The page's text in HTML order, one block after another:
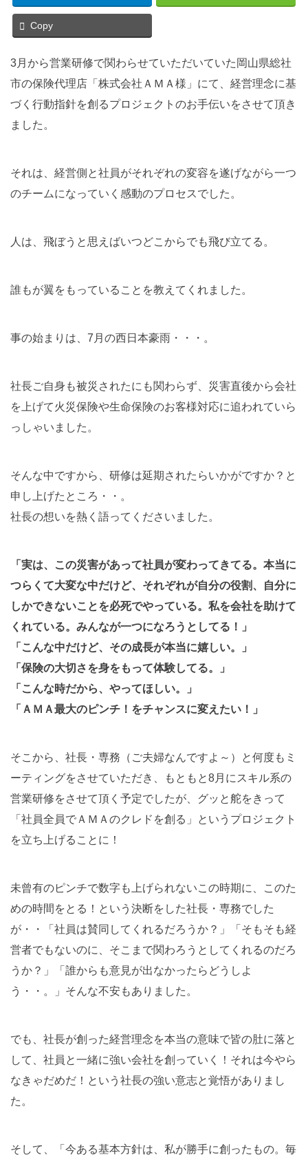
Copy
3月から営業研修で関わらせていただいていた岡山県総社
市の保険代理店「株式会社ＡＭＡ様」にて、経営理念に基
づく行動指針を創るプロジェクトのお手伝いをさせて頂き
ました。
それは、経営側と社員がそれぞれの変容を遂げながら一つ
のチームになっていく感動のプロセスでした。
人は、飛ぼうと思えばいつどこからでも飛び立てる。
誰もが翼をもっていることを教えてくれました。
事の始まりは、7月の西日本豪雨・・・。
社長ご自身も被災されたにも関わらず、災害直後から会社
を上げて火災保険や生命保険のお客様対応に追われていら
っしゃいました。
そんな中ですから、研修は延期されたらいかがですか？と
申し上げたところ・・。
社長の想いを熱く語ってくださいました。
「実は、この災害があって社員が変わってきてる。本当に
つらくて大変な中だけど、それぞれが自分の役割、自分に
しかできないことを必死でやっている。私を会社を助けて
くれている。みんなが一つになろうとしてる！」
「こんな中だけど、その成長が本当に嬉しい。」
「保険の大切さを身をもって体験してる。」
「こんな時だから、やってほしい。」
「ＡＭＡ最大のピンチ！をチャンスに変えたい！」
そこから、社長・専務（ご夫婦なんですよ～）と何度もミ
ーティングをさせていただき、もともと8月にスキル系の
営業研修をさせて頂く予定でしたが、グッと舵をきって
「社員全員でＡＭＡのクレドを創る」というプロジェクト
を立ち上げることに！
未曾有のピンチで数字も上げられないこの時期に、このた
めの時間をとる！という決断をした社長・専務でした
が・・「社員は賛同してくれるだろうか？」「そもそも経
営者でもないのに、そこまで関わろうとしてくれるのだろ
うか？」「誰からも意見が出なかったらどうしよ
う・・。」そんな不安もありました。
でも、社長が創った経営理念を本当の意味で皆の肚に落と
して、社員と一緒に強い会社を創っていく！それは今やら
なきゃだめだ！という社長の強い意志と覚悟がありまし
た。
そして、「今ある基本方針は、私が勝手に創ったもの。毎